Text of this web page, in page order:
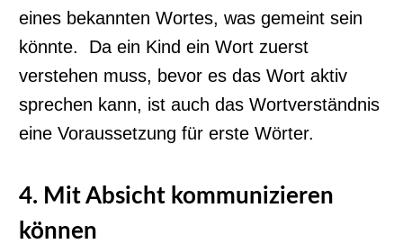
eines bekannten Wortes, was gemeint sein
könnte. Da ein Kind ein Wort zuerst
verstehen muss, bevor es das Wort aktiv
sprechen kann, ist auch das Wortverständnis
eine Voraussetzung für erste Wörter.
4. Mit Absicht kommunizieren
können